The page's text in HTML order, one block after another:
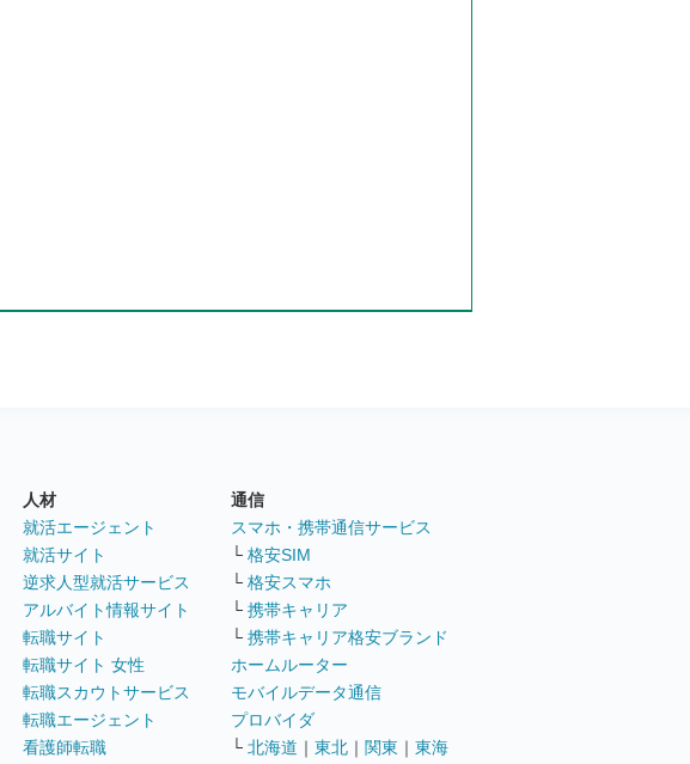
人材
就活エージェント
就活サイト
逆求人型就活サービス
アルバイト情報サイト
転職サイト
転職サイト 女性
転職スカウトサービス
転職エージェント
看護師転職
通信
スマホ・携帯通信サービス
└ 格安SIM
└ 格安スマホ
└ 携帯キャリア
└ 携帯キャリア格安ブランド
ホームルーター
モバイルデータ通信
プロバイダ
└ 北海道 ｜ 東北 ｜ 関東 ｜ 東海